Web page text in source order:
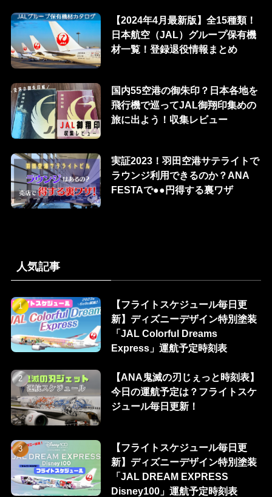
【2024年4月最新版】全15種類！
日本航空（JAL）グループ保有機
材一覧！登録退役情報まとめ
国内55空港の御朱印？日本各地を
飛行機で巡ってJAL御翔印集めの
旅に出よう！収集レビュー
実証2023！羽田空港サテライトで
ラウンジ利用できるのか？ANA
FESTAで●●円得する裏ワザ
人気記事
【フライトスケジュール毎日更
新】ディズニーデザイン特別塗装
「JAL Colorful Dreams
Express」運航予定時刻表
【ANA鬼滅の刃じぇっと時刻表】
今日の運航予定は？フライトスケ
ジュール毎日更新！
【フライトスケジュール毎日更
新】ディズニーデザイン特別塗装
「JAL DREAM EXPRESS
Disney100」運航予定時刻表